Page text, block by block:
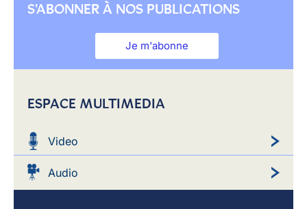
S'ABONNER À NOS PUBLICATIONS
Je m'abonne
ESPACE MULTIMEDIA
Video
Audio